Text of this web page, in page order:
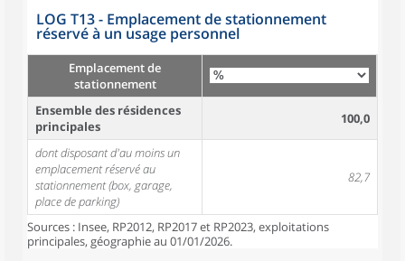
LOG T13 - Emplacement de stationnement
réservé à un usage personnel
Emplacement de
stationnement
Ensemble des résidences
principales
100,0
dont disposant d'au moins un
emplacement réservé au
stationnement (box, garage,
place de parking)
82,7
Sources : Insee, RP2012, RP2017 et RP2023, exploitations
principales, géographie au 01/01/2026.